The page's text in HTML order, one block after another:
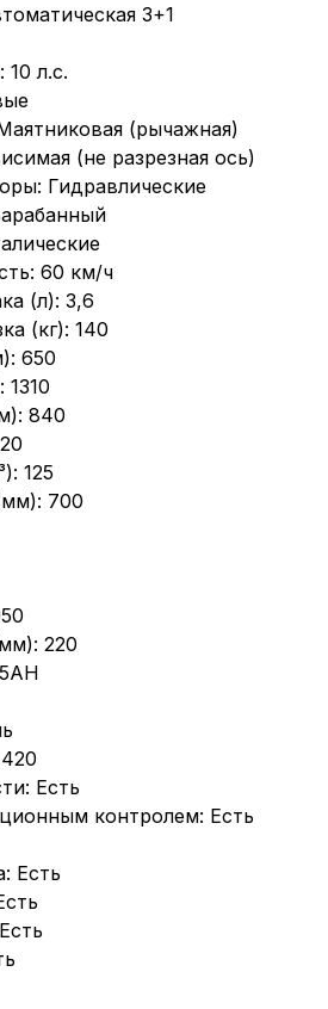
3+1
л.с.
(рычажная)
(не разрезная ось)
Гидравлические
60 км/ч
(л): 3,6
(кг): 140
650
840
125
700
220
Есть
контролем: Есть
Есть